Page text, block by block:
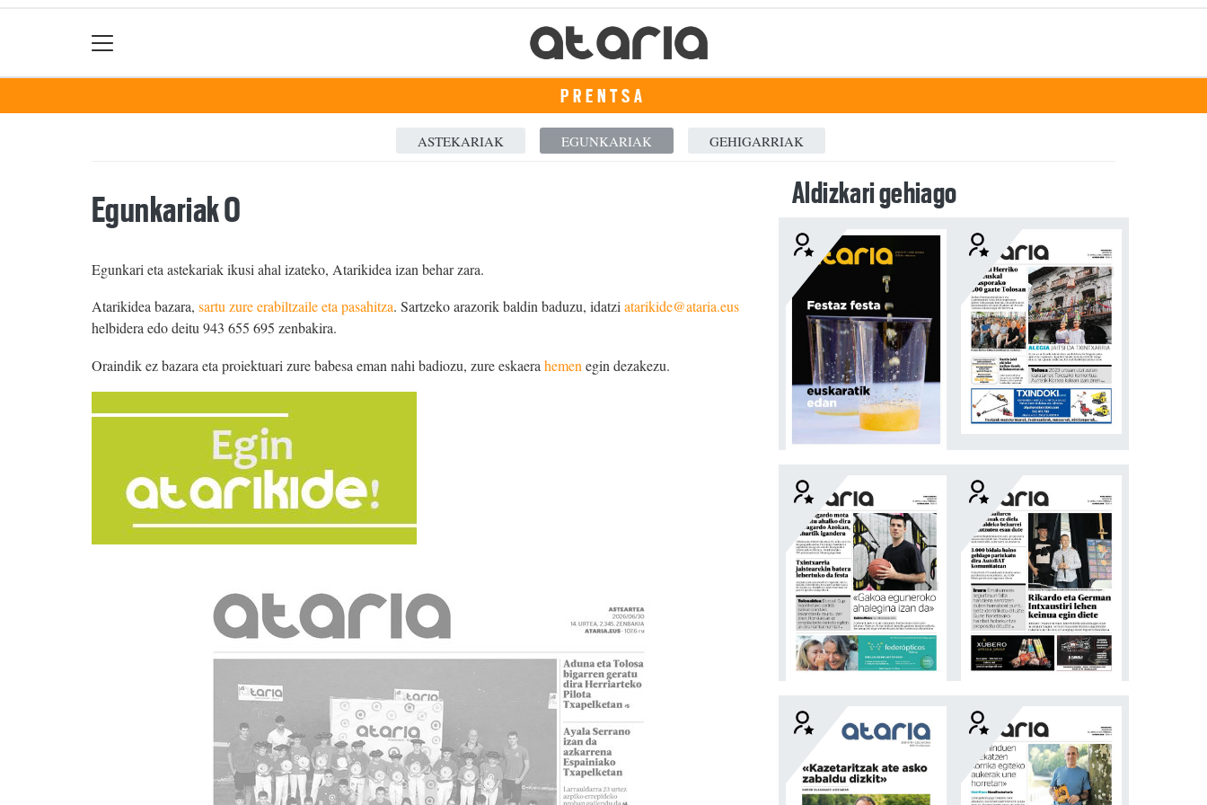
PRENTSA
ASTEKARIAK EGUNKARIAK GEHIGARRIAK
Egunkariak 0
Egunkari eta astekariak ikusi ahal izateko, Atarikidea izan behar zara.
Atarikidea bazara, sartu zure erabiltzaile eta pasahitza. Sartzeko arazorik baldin baduzu, idatziatarikide@ataria.eus
helbidera edo deitu 943 655 695 zenbakira.
Oraindik ez bazara eta proiektuari zure babesa eman nahi badiozu, zure eskaera hemen egin dezakezu.
Aldizkari gehiago